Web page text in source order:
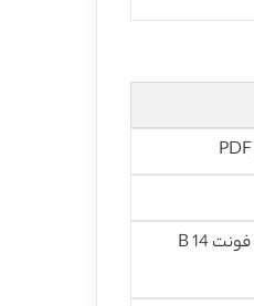
26 صفحه (4 صفحه رفرنس انگلیسی) با فونت 14 B